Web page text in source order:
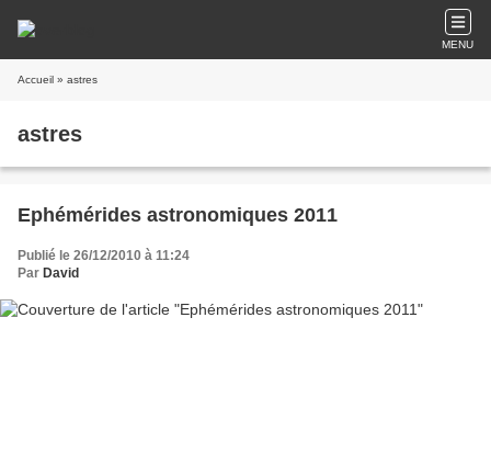
MENU
Accueil » astres
astres
Ephémérides astronomiques 2011
Publié le 26/12/2010 à 11:24
Par David